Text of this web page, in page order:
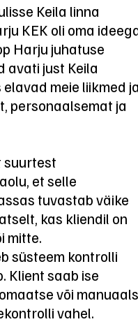
Keila linna
KEK oli oma
Harju juhatuse
avati just Keila
meie liikmed ja
personaalsemat ja
suurtest
et selle
tuvastab väike
kas kliendil on
mitte.
süsteem kontrolli
Klient saab ise
või
vahel.